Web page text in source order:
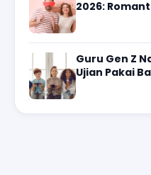
2026:
Guru Gen Z
Ujian Pakai